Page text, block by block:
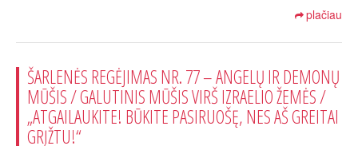
plačiau
ŠARLENĖS REGĖJIMAS NR. 77 – ANGELŲ IR DEMONŲ
MŪŠIS / GALUTINIS MŪŠIS VIRŠ IZRAELIO ŽEMĖS /
„ATGAILAUKITE! BŪKITE PASIRUOŠĘ, NES AŠ GREITAI
GRĮŽTU!“